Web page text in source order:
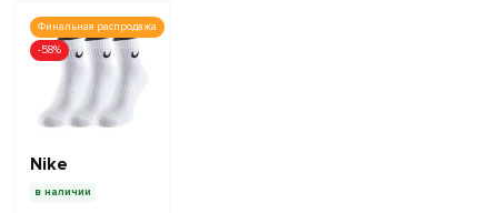
Финальная распродажа
-58%
Nike
в наличии